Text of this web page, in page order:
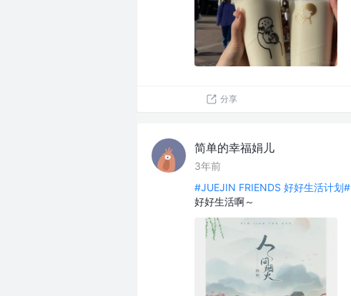
分享
简单的幸福娟儿
3年前
#JUEJIN FRIENDS 好好生活计划#
好好生活啊～